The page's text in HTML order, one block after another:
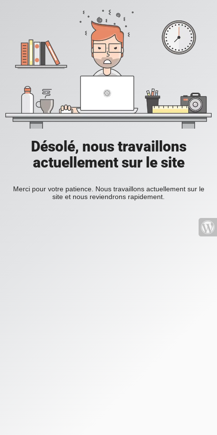
Désolé, nous travaillons
actuellement sur le site
Merci pour votre patience. Nous travaillons actuellement sur le
site et nous reviendrons rapidement.